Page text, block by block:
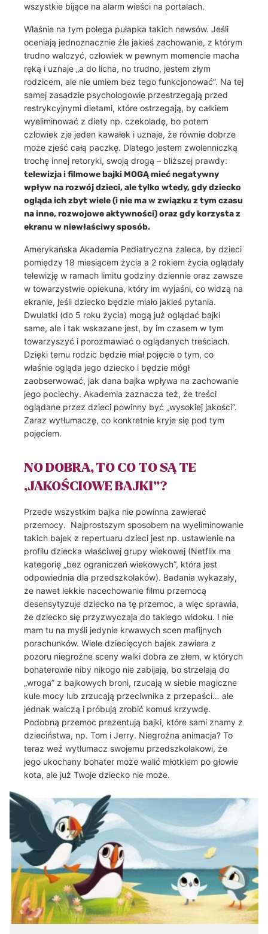
wszystkie bijące na alarm wieści na portalach.
Właśnie na tym polega pułapka takich newsów. Jeśli
oceniają jednoznacznie źle jakieś zachowanie, z którym
trudno walczyć, człowiek w pewnym momencie macha
ręką i uznaje „a do licha, no trudno, jestem złym
rodzicem, ale nie umiem bez tego funkcjonować”. Na tej
samej zasadzie psychologowie przestrzegają przed
restrykcyjnymi dietami, które ostrzegają, by całkiem
wyeliminować z diety np. czekoladę, bo potem
człowiek zje jeden kawałek i uznaje, że równie dobrze
może zjeść całą paczkę. Dlatego jestem zwolenniczką
trochę innej retoryki, swoją drogą – bliższej prawdy:
telewizja i filmowe bajki MOGĄ mieć negatywny
wpływ na rozwój dzieci, ale tylko wtedy, gdy dziecko
ogląda ich zbyt wiele (i nie ma w związku z tym czasu
na inne, rozwojowe aktywności) oraz gdy korzysta z
ekranu w niewłaściwy sposób.
Amerykańska Akademia Pediatryczna zaleca, by dzieci
pomiędzy 18 miesiącem życia a 2 rokiem życia oglądały
telewizję w ramach limitu godziny dziennie oraz zawsze
w towarzystwie opiekuna, który im wyjaśni, co widzą na
ekranie, jeśli dziecko będzie miało jakieś pytania.
Dwulatki (do 5 roku życia) mogą już oglądać bajki
same, ale i tak wskazane jest, by im czasem w tym
towarzyszyć i porozmawiać o oglądanych treściach.
Dzięki temu rodzic będzie miał pojęcie o tym, co
właśnie ogląda jego dziecko i będzie mógł
zaobserwować, jak dana bajka wpływa na zachowanie
jego pociechy. Akademia zaznacza też, że treści
oglądane przez dzieci powinny być „wysokiej jakości”.
Zaraz wytłumaczę, co konkretnie kryje się pod tym
pojęciem.
NO DOBRA, TO CO TO SĄ TE
„JAKOŚCIOWE BAJKI”?
Przede wszystkim bajka nie powinna zawierać
przemocy. Najprostszym sposobem na wyeliminowanie
takich bajek z repertuaru dzieci jest np. ustawienie na
profilu dziecka właściwej grupy wiekowej (Netflix ma
kategorię „bez ograniczeń wiekowych”, która jest
odpowiednia dla przedszkolaków). Badania wykazały,
że nawet lekkie nacechowanie filmu przemocą
desensytyzuje dziecko na tę przemoc, a więc sprawia,
że dziecko się przyzwyczaja do takiego widoku. I nie
mam tu na myśli jedynie krwawych scen mafijnych
porachunków. Wiele dziecięcych bajek zawiera z
pozoru niegroźne sceny walki dobra ze złem, w których
bohaterowie niby nikogo nie zabijają, bo strzelają do
„wroga” z bajkowych broni, rzucają w siebie magiczne
kule mocy lub zrzucają przeciwnika z przepaści… ale
jednak walczą i próbują zrobić komuś krzywdę.
Podobną przemoc prezentują bajki, które sami znamy z
dzieciństwa, np. Tom i Jerry. Niegroźna animacja? To
teraz weź wytłumacz swojemu przedszkolakowi, że
jego ukochany bohater może walić młotkiem po głowie
kota, ale już Twoje dziecko nie może.